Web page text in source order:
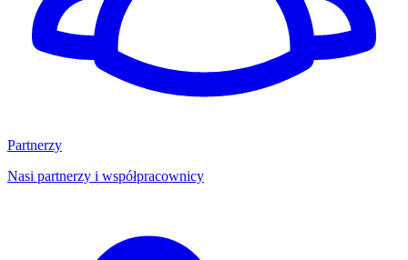
Partnerzy
Nasi partnerzy i współpracownicy